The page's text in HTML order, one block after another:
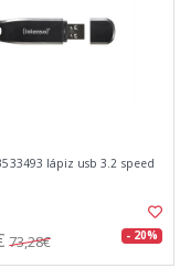
lápiz usb 3.2 speed
73,28€ - 20%